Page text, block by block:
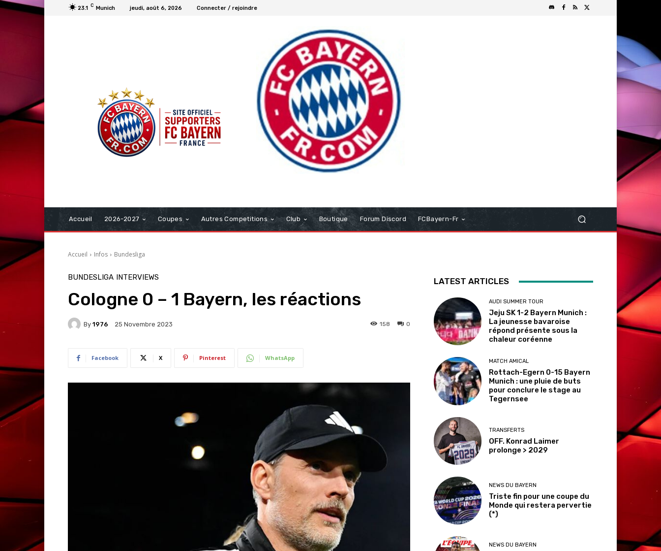
23.1 C Munich jeudi, août 6, 2026 Connecter / rejoindre
Accueil 2026-2027 Coupes Autres Competitions Club Boutique Forum Discord FCBayern-Fr
Accueil Infos Bundesliga
BUNDESLIGA INTERVIEWS
Cologne 0 – 1 Bayern, les réactions
By 1976 25 Novembre 2023 0
158
Facebook X Pinterest WhatsApp
LATEST ARTICLES
AUDI SUMMER TOUR
Jeju SK 1-2 Bayern Munich :
La jeunesse bavaroise
répond présente sous la
chaleur coréenne
MATCH AMICAL
Rottach-Egern 0-15 Bayern
Munich : une pluie de buts
pour conclure le stage au
Tegernsee
TRANSFERTS
OFF. Konrad Laimer
prolonge > 2029
NEWS DU BAYERN
Triste fin pour une coupe du
Monde qui restera pervertie
(*)
NEWS DU BAYERN